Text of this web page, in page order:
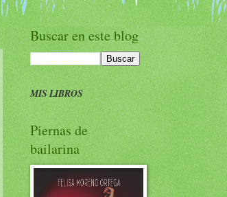
Buscar en este blog
MIS LIBROS
Piernas de
bailarina